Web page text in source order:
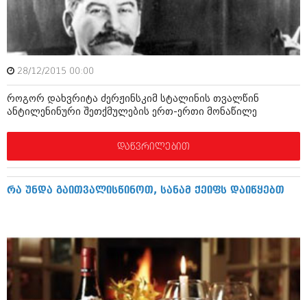
იანვარი 2016 (206)
დეკემბერი 2015 (207)
ნოემბერი 2015 (264)
ოქტომბერი 2015 (204)
აგვისტო 2015 (286)
ივნისი 2015 (261)
მაისი 2015 (194)
აპრილი 2015 (208)
მარტი 2015 (365)
თებერვალი 2015 (286)
დეკემბერი 2014 (342)
აგვისტო 2014 (248)
ივლისი 2014 (313)
ივნისი 2014 (366)
მაისი 2014 (313)
აპრილი 2014 (290)
28/12/2015 00:00
როგორ დახვრიტა ძერჟინსკიმ სტალინის თვალწინ
ანტილენინური შეთქმულების ერთ-ერთი მონაწილე
დაწვრილებით
რა უნდა გაითვალისწინოთ, სანამ ქეიფს დაიწყებთ